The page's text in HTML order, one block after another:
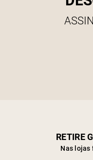
RETIRE
Nas lojas